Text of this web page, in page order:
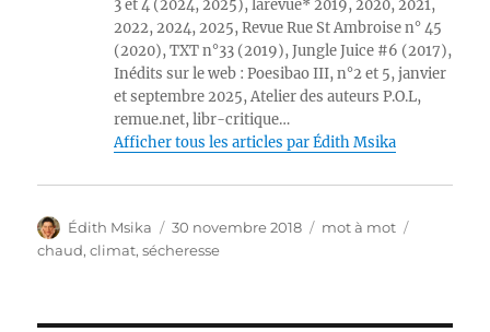
3 et 4 (2024, 2025), larevue* 2019, 2020, 2021,
2022, 2024, 2025, Revue Rue St Ambroise n° 45
(2020), TXT n°33 (2019), Jungle Juice #6 (2017),
Inédits sur le web : Poesibao III, n°2 et 5, janvier
et septembre 2025, Atelier des auteurs P.O.L,
remue.net, libr-critique…
Afficher tous les articles par Édith Msika
Auteur
Édith Msika
Publié
le
30 novembre 2018 Catégories
mot à mot
chaud,climat,sécheresse